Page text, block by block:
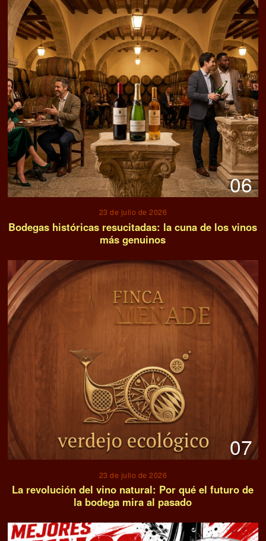
06
23 de julio de 2026
Bodegas históricas resucitadas: la cuna de los vinos
más genuinos
07
23 de julio de 2026
La revolución del vino natural: Por qué el futuro de
la bodega mira al pasado